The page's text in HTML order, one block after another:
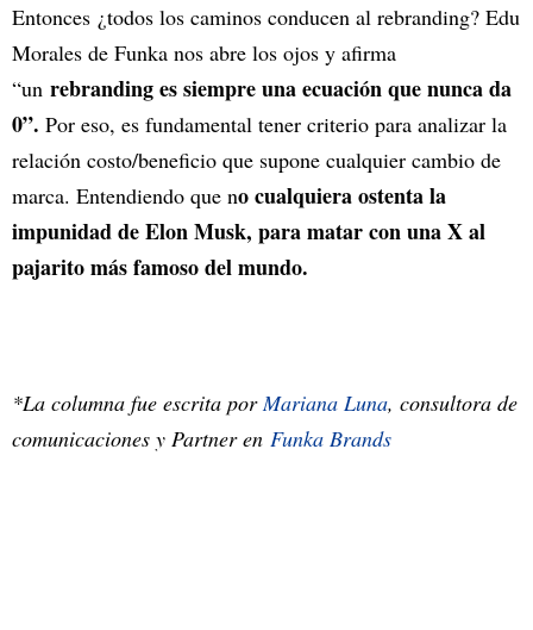
Entonces ¿todos los caminos conducen al rebranding? Edu
Morales de Funka nos abre los ojos y afirma
“un rebranding es siempre una ecuación que nunca da
0”. Por eso, es fundamental tener criterio para analizar la
relación costo/beneficio que supone cualquier cambio de
marca. Entendiendo que no cualquiera ostenta la
impunidad de Elon Musk, para matar con una X al
pajarito más famoso del mundo.
*La columna fue escrita por Mariana Luna, consultora de
comunicaciones y Partner en Funka Brands